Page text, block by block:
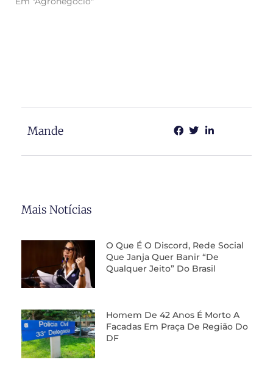
Mande
Mais Notícias
O Que É O Discord, Rede Social
Que Janja Quer Banir “de
Qualquer Jeito” Do Brasil
Homem De 42 Anos É Morto A
Facadas Em Praça De Região Do
DF